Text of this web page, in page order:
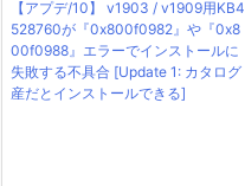
【アプデ/10】 v1903 / v1909用KB4
528760が『0x800f0982』や『0x8
00f0988』エラーでインストールに
失敗する不具合 [Update 1: カタログ
産だとインストールできる]